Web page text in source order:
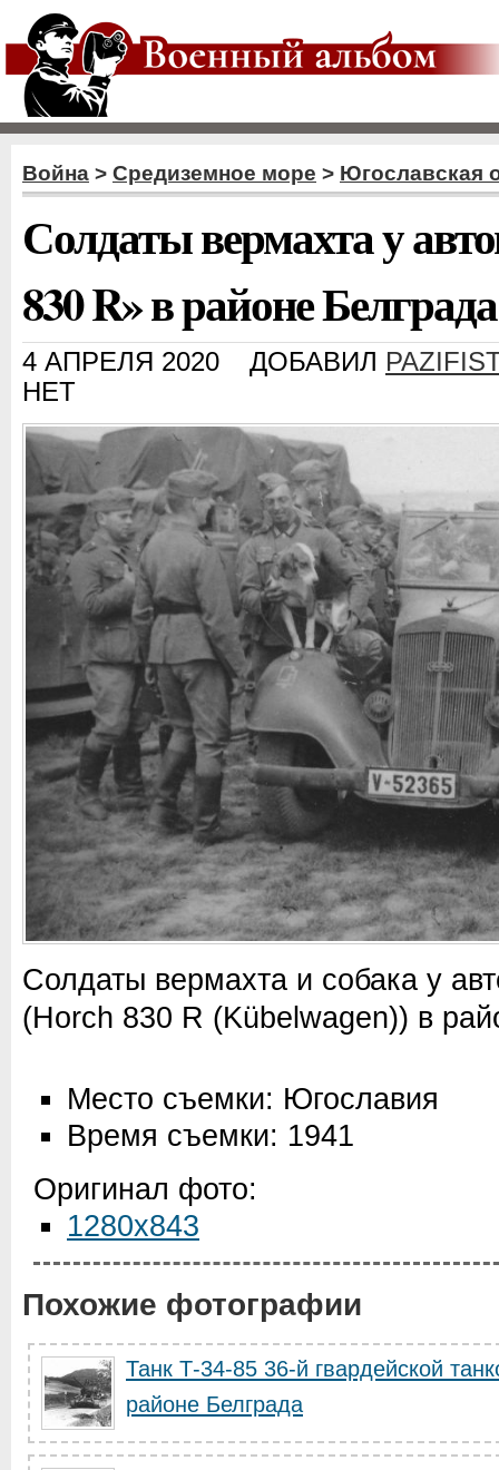
Война > Средиземное море > Югославская
Солдаты вермахта у
830 R» в районе Белграда
4 АПРЕЛЯ 2020 ДОБАВИЛ
НЕТ
Солдаты вермахта и собака у
(Horch 830 R (Kübelwagen)) в
Место съемки: Югославия
Время съемки: 1941
Оригинал фото:
1280x843
Похожие фотографии
Танк Т-34-85 36-й гвардейской
районе Белграда